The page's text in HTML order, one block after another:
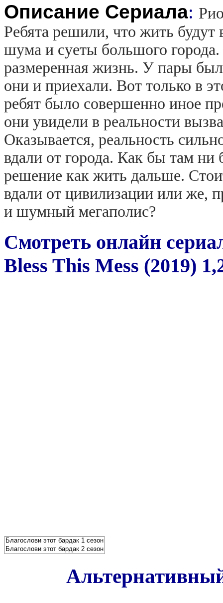
Описание Сериала:
Ребята решили, что жить будут
шума и суеты большого
размеренная жизнь. У пары
они и приехали. Вот только в
ребят было совершенно иное
они увидели в реальности
Оказывается, реальность
вдали от города. Как бы там
решение как жить дальше.
вдали от цивилизации или же,
и шумный мегаполис?
Смотреть онлайн
Bless This Mess (2019)